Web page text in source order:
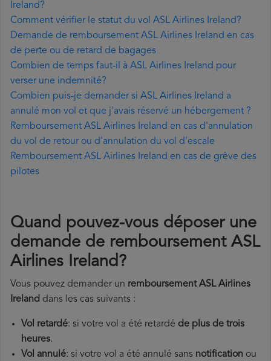
Ireland?
Comment vérifier le statut du vol ASL Airlines Ireland?
Demande de remboursement ASL Airlines Ireland en cas
de perte ou de retard de bagages
Combien de temps faut-il à ASL Airlines Ireland pour
verser une indemnité?
Combien puis-je demander si ASL Airlines Ireland a
annulé mon vol et que j'avais réservé un hébergement ?
Remboursement ASL Airlines Ireland en cas d'annulation
du vol de retour ou d'annulation du vol d'escale
Remboursement ASL Airlines Ireland en cas de grève des
pilotes
Quand pouvez-vous déposer une
demande de remboursement ASL
Airlines Ireland?
Vous pouvez demander un remboursement ASL Airlines
Ireland dans les cas suivants :
Vol retardé: si votre vol a été retardé de plus de trois
heures.
Vol annulé: si votre vol a été annulé sans notification ou